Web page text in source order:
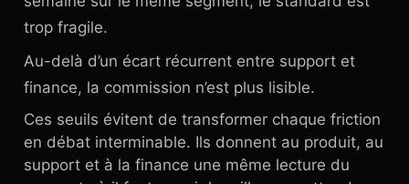
trop fragile.
Au-delà d’un écart récurrent entre support et
finance, la commission n’est plus lisible.
Ces seuils évitent de transformer chaque friction
en débat interminable. Ils donnent au produit, au
support et à la finance une même lecture du